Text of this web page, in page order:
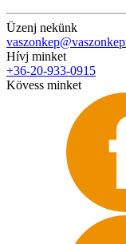
Üzenj nekünk
Hívj minket
+36-20-933-0915
Kövess minket